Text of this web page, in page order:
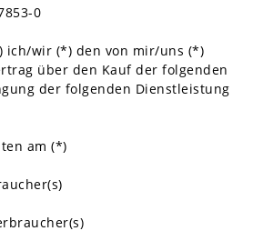
0
ich/wir (*) den von mir/uns (*)
über den Kauf der folgenden
der folgenden Dienstleistung
am (*)